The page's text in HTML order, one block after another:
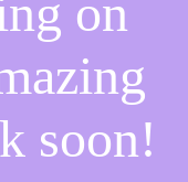
on
soon!